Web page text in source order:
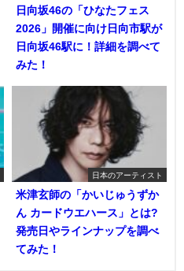
日向坂46の「ひなたフェス
2026」開催に向け日向市駅が
日向坂46駅に！詳細を調べて
みた！
日本のアーティスト
米津玄師の「かいじゅうずか
ん カードウエハース」とは?
発売日やラインナップを調べ
てみた！